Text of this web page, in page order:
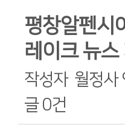
평창알펜시
레이크 뉴
작성자 월정사
글 0건